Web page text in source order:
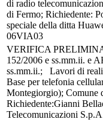
di radio
di Fermo; Richiedente:
speciale della ditta
06VIA03
VERIFICA
152/2006 e ss.mm.ii. e
ss.mm.ii.; Lavori di
Base per telefonia
Montegiorgio); Comune
Richiedente:Gianni
Telecomunicazioni